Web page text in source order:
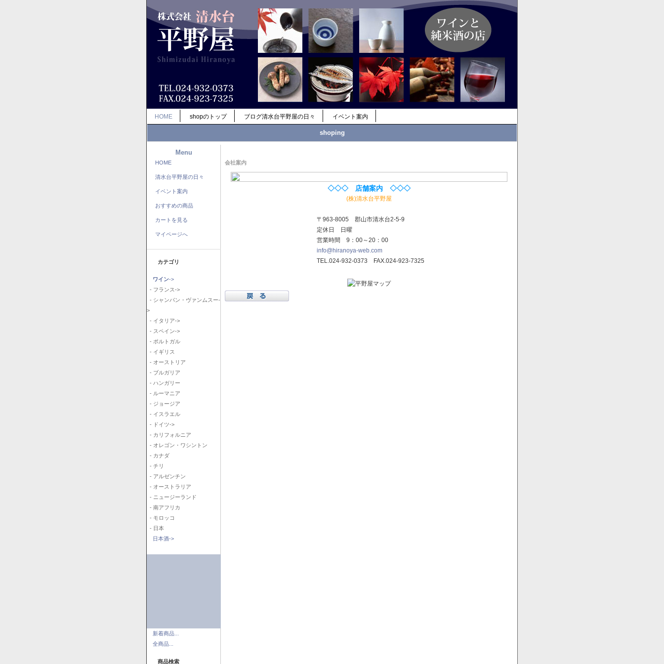
HOME shopのトップ ブログ清水台平野屋の日々 イベント案内
shoping
Menu
HOME
清水台平野屋の日々
イベント案内
おすすめの商品
カートを見る
マイページへ
カテゴリ
ワイン->
- フランス->
- シャンパン・ヴァンムスー-
>
- イタリア->
- スペイン->
- ポルトガル
- イギリス
- オーストリア
- ブルガリア
- ハンガリー
- ルーマニア
- ジョージア
- イスラエル
- ドイツ->
- カリフォルニア
- オレゴン・ワシントン
- カナダ
- チリ
- アルゼンチン
- オーストラリア
- ニュージーランド
- 南アフリカ
- モロッコ
- 日本
日本酒->
新着商品...
全商品...
商品検索
会社案内
◇◇◇ 店舗案内 ◇◇◇
(株)清水台平野屋
〒963-8005 郡山市清水台2-5-9
定休日 日曜
営業時間 9：00～20：00
info@hiranoya-web.com
TEL.024-932-0373 FAX.024-923-7325